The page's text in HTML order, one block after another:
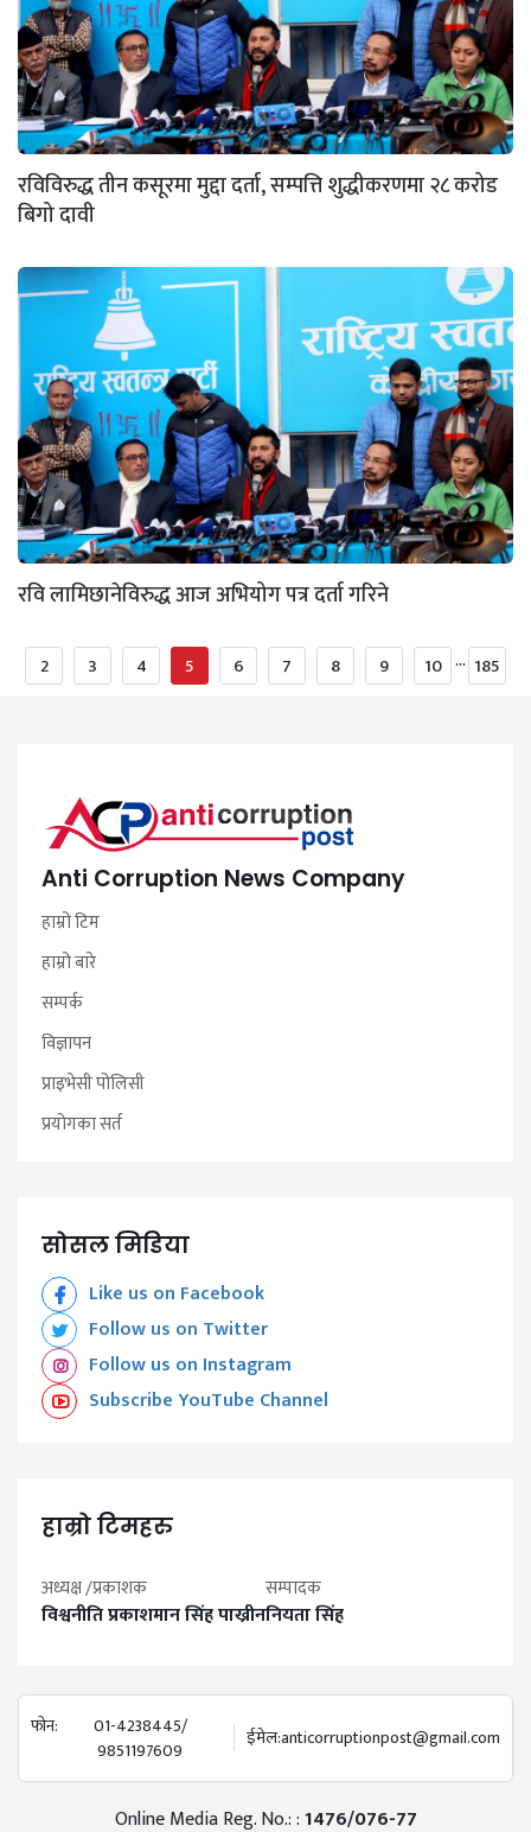
रविविरुद्ध तीन कसूरमा मुद्दा दर्ता, सम्पत्ति शुद्धीकरणमा २८ करोड
बिगो दावी
रवि लामिछानेविरुद्ध आज अभियोग पत्र दर्ता गरिने
2 3 4 5 6 7 8 9 10 ... 185
Anti Corruption News Company
हाम्रो टिम
हाम्रो बारे
सम्पर्क
विज्ञापन
प्राइभेसी पोलिसी
प्रयोगका सर्त
सोसल मिडिया
Like us on Facebook
Follow us on Twitter
Follow us on Instagram
Subscribe YouTube Channel
हाम्रो टिमहरु
अध्यक्ष /प्रकाशक
विश्वनीति प्रकाशमान सिंह पाख्रीन
सम्पादक
नियता सिंह
फोन:
01-4238445/
9851197609
ईमेल:anticorruptionpost@gmail.com
Online Media Reg. No.: :1476/076-77